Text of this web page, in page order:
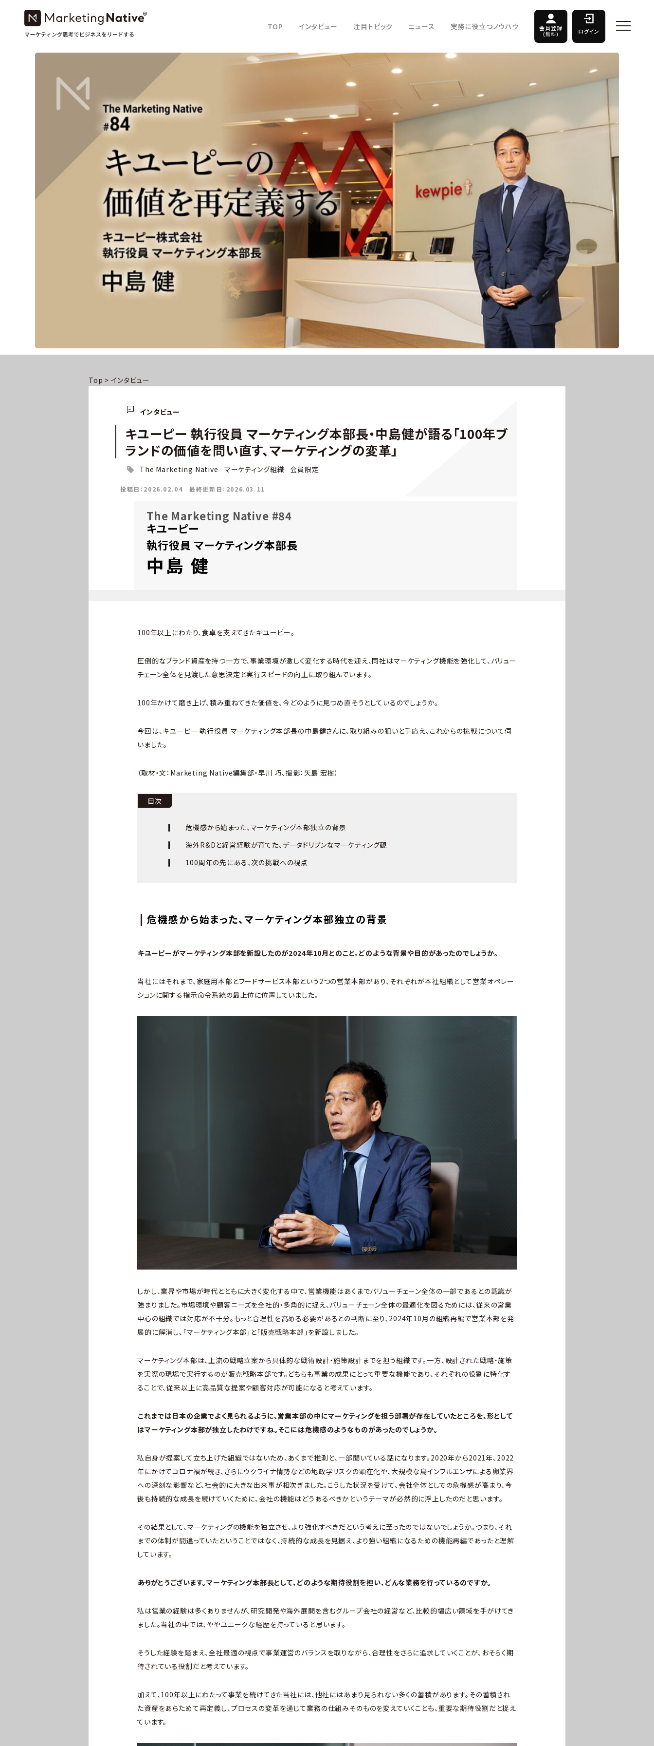
TOP インタビュー 注目トピック ニュース 実務に役立つノウハウ 会員登録
(無料) ログイン
Top >インタビュー
インタビュー
キユーピー 執行役員 マーケティング本部長・中島健が語る「100年ブ
ランドの価値を問い直す、マーケティングの変革」
The Marketing Native マーケティング組織 会員限定
投稿日：2026.02.04 最終更新日：2026.03.11
The Marketing Native #84
キユーピー
執行役員 マーケティング本部長
中島 健
100年以上にわたり、食卓を支えてきたキユーピー。
圧倒的なブランド資産を持つ一方で、事業環境が激しく変化する時代を迎え、同社はマーケティング機能を強化して、バリュー
チェーン全体を見渡した意思決定と実行スピードの向上に取り組んでいます。
100年かけて磨き上げ、積み重ねてきた価値を、今どのように見つめ直そうとしているのでしょうか。
今回は、キユーピー 執行役員 マーケティング本部長の中島健さんに、取り組みの狙いと手応え、これからの挑戦について伺
いました。
（取材・文：Marketing Native編集部・早川 巧、撮影：矢島 宏樹）
目次
危機感から始まった、マーケティング本部独立の背景
海外R&Dと経営経験が育てた、データドリブンなマーケティング観
100周年の先にある、次の挑戦への視点
危機感から始まった、マーケティング本部独立の背景
――キユーピーがマーケティング本部を新設したのが2024年10月とのこと。どのような背景や目的があったのでしょうか。
当社にはそれまで、家庭用本部とフードサービス本部という2つの営業本部があり、それぞれが本社組織として営業オペレー
ションに関する指示命令系統の最上位に位置していました。
しかし、業界や市場が時代とともに大きく変化する中で、営業機能はあくまでバリューチェーン全体の一部であるとの認識が
強まりました。市場環境や顧客ニーズを全社的・多角的に捉え、バリューチェーン全体の最適化を図るためには、従来の営業
中心の組織では対応が不十分。もっと合理性を高める必要があるとの判断に至り、2024年10月の組織再編で営業本部を発
展的に解消し、「マーケティング本部」と「販売戦略本部」を新設しました。
マーケティング本部は、上流の戦略立案から具体的な戦術設計・施策設計までを担う組織です。一方、設計された戦略・施策
を実際の現場で実行するのが販売戦略本部です。どちらも事業の成果にとって重要な機能であり、それぞれの役割に特化す
ることで、従来以上に高品質な提案や顧客対応が可能になると考えています。
――これまでは日本の企業でよく見られるように、営業本部の中にマーケティングを担う部署が存在していたところを、形として
はマーケティング本部が独立したわけですね。そこには危機感のようなものがあったのでしょうか。
私自身が提案して立ち上げた組織ではないため、あくまで推測と、一部聞いている話になります。2020年から2021年、2022
年にかけてコロナ禍が続き、さらにウクライナ情勢などの地政学リスクの顕在化や、大規模な鳥インフルエンザによる卵業界
への深刻な影響など、社会的に大きな出来事が相次ぎました。こうした状況を受けて、会社全体としての危機感が高まり、今
後も持続的な成長を続けていくために、会社の機能はどうあるべきかというテーマが必然的に浮上したのだと思います。
その結果として、マーケティングの機能を独立させ、より強化すべきだという考えに至ったのではないでしょうか。つまり、それ
までの体制が間違っていたということではなく、持続的な成長を見据え、より強い組織になるための機能再編であったと理解
しています。
――ありがとうございます。マーケティング本部長として、どのような期待役割を担い、どんな業務を行っているのですか。
私は営業の経験は多くありませんが、研究開発や海外展開を含むグループ会社の経営など、比較的幅広い領域を手がけてき
ました。当社の中では、ややユニークな経歴を持っていると思います。
そうした経験を踏まえ、全社最適の視点で事業運営のバランスを取りながら、合理性をさらに追求していくことが、おそらく期
待されている役割だと考えています。
加えて、100年以上にわたって事業を続けてきた当社には、他社にはあまり見られない多くの蓄積があります。その蓄積され
た資産をあらためて再定義し、プロセスの変革を通じて業務の仕組みそのものを変えていくことも、重要な期待役割だと捉え
ています。